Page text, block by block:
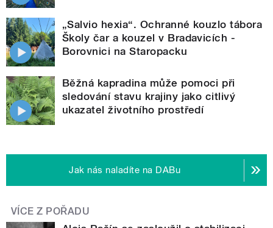
„Salvio hexia“. Ochranné kouzlo tábora
Školy čar a kouzel v Bradavicích -
Borovnici na Staropacku
Běžná kapradina může pomoci při
sledování stavu krajiny jako citlivý
ukazatel životního prostředí
Jak nás naladíte na DABu
VÍCE Z POŘADU